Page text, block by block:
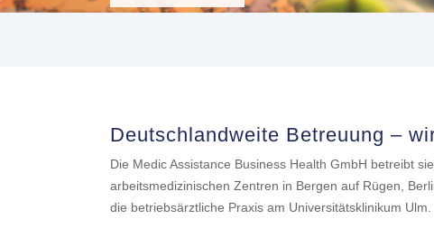
Deutschlandweite Betreuung –
Die Medic Assistance Business Health GmbH betreibt
arbeitsmedizinischen Zentren in Bergen auf Rügen,
die betriebsärztliche Praxis am Universitätsklinikum Ulm.